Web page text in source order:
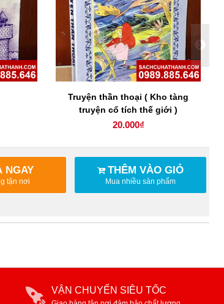
Truyện thần thoại ( Kho tàng
truyện cổ tích thế giới )
20.000₫
THÊM VÀO GIỎ
Mua nhiều sản phẩm
NGAY
tận nơi
VẬN CHUYỂN SIÊU TỐC